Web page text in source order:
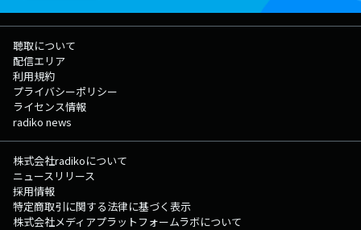
聴取について
配信エリア
利用規約
プライバシーポリシー
ライセンス情報
radiko news
株式会社radikoについて
ニュースリリース
採用情報
特定商取引に関する法律に基づく表示
株式会社メディアプラットフォームラボについて